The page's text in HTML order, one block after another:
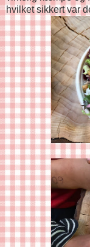
hvilket sikkert var